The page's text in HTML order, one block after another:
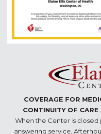
COVERAGE FOR
CONTINUITY OF
When the Center is
answering service.